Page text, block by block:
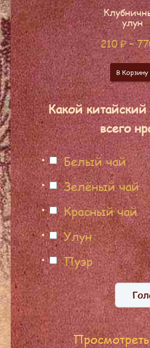
улун
210₽–
В Корзину
Какой
всего
Белый чай
Зелёный чай
Красный чай
Улун
Пуэр